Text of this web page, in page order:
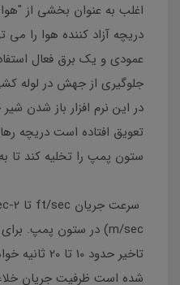
اغلب به عنوان بخشی از
دریچه آزاد کننده هوا را
عمودی و یک برق فعال
جلوگیری از جهش در لوله
در این نرم افزار باز شدن
تعویق افتاده است دریچه
ستون پمپ را تخلیه کند تا به 1- کنترل شده برسد.
تاخیر حدود
شده است ظرفیت جریان